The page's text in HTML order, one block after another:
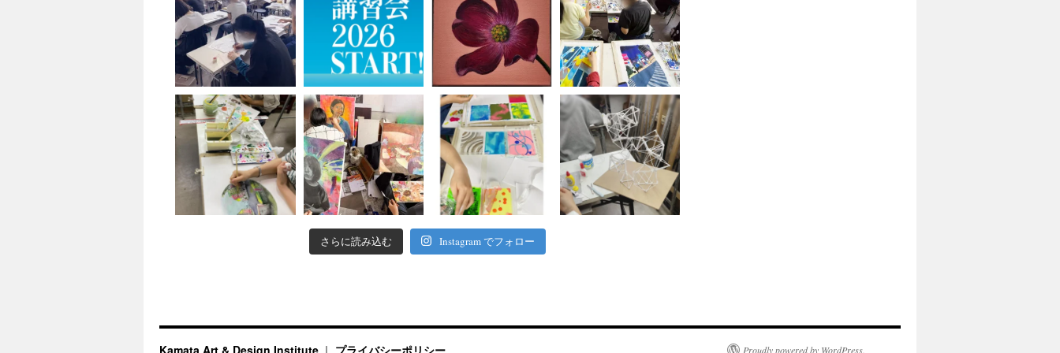
さらに読み込む Instagram でフォロー
Kamata Art & Design Institute プライバシーポリシー Proudly powered by WordPress.